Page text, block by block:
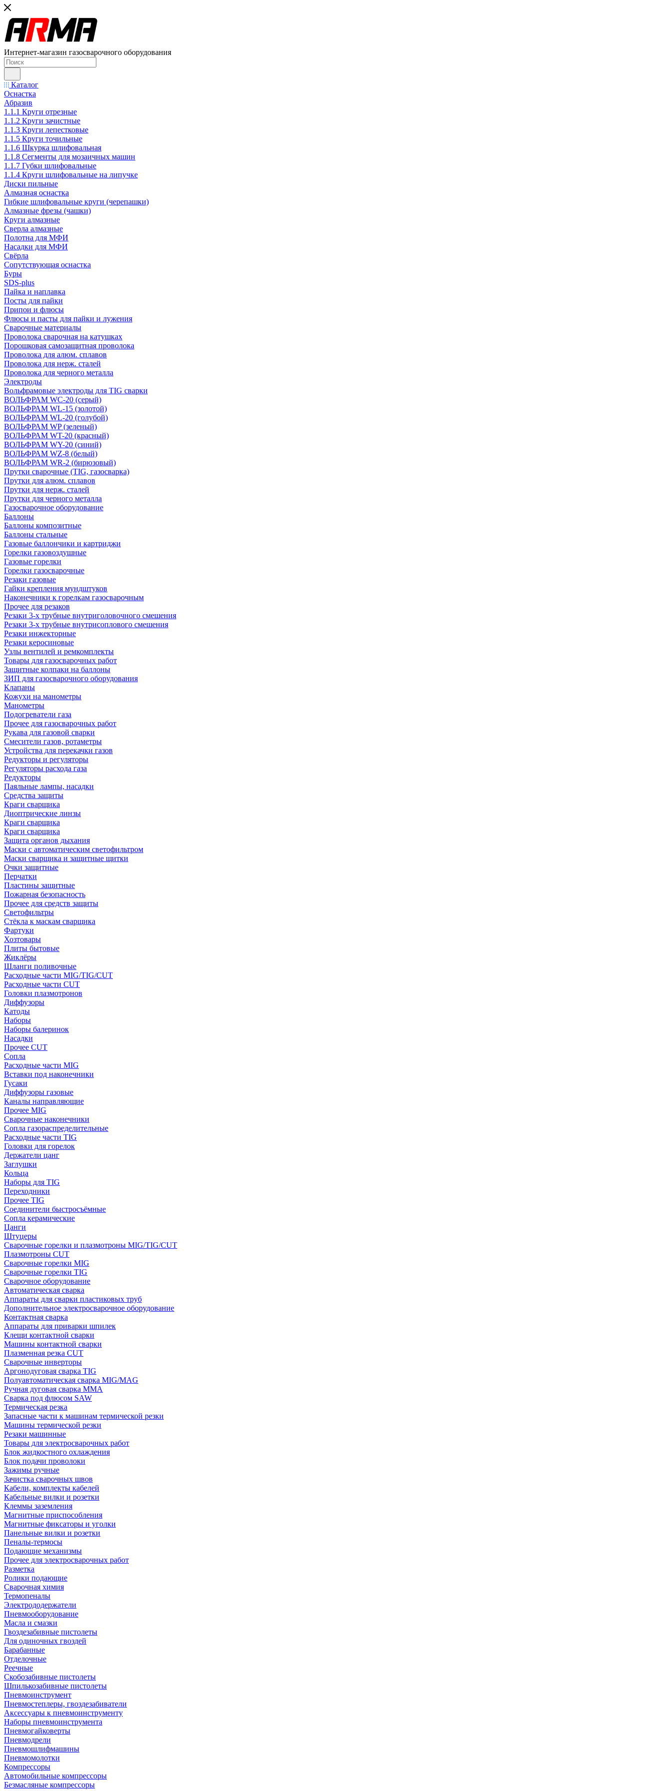
Интернет-магазин газосварочного оборудования
Каталог
Оснастка
Абразив
1.1.1 Круги отрезные
1.1.2 Круги зачистные
1.1.3 Круги лепестковые
1.1.5 Круги точильные
1.1.6 Шкурка шлифовальная
1.1.8 Сегменты для мозаичных машин
1.1.7 Губки шлифовальные
1.1.4 Круги шлифовальные на липучке
Диски пильные
Алмазная оснастка
Гибкие шлифовальные круги (черепашки)
Алмазные фрезы (чашки)
Круги алмазные
Сверла алмазные
Полотна для МФИ
Насадки для МФИ
Свёрла
Сопутствующая оснастка
Буры
SDS-plus
Пайка и наплавка
Посты для пайки
Припои и флюсы
Флюсы и пасты для пайки и лужения
Сварочные материалы
Проволока сварочная на катушках
Порошковая самозащитная проволока
Проволока для алюм. сплавов
Проволока для нерж. сталей
Проволока для черного металла
Электроды
Вольфрамовые электроды для TIG сварки
ВОЛЬФРАМ WC-20 (серый)
ВОЛЬФРАМ WL-15 (золотой)
ВОЛЬФРАМ WL-20 (голубой)
ВОЛЬФРАМ WP (зеленый)
ВОЛЬФРАМ WT-20 (красный)
ВОЛЬФРАМ WY-20 (синий)
ВОЛЬФРАМ WZ-8 (белый)
ВОЛЬФРАМ WR-2 (бирюзовый)
Прутки сварочные (TIG, газосварка)
Прутки для алюм. сплавов
Прутки для нерж. сталей
Прутки для черного металла
Газосварочное оборудование
Баллоны
Баллоны композитные
Баллоны стальные
Газовые баллончики и картриджи
Горелки газовоздушные
Газовые горелки
Горелки газосварочные
Резаки газовые
Гайки крепления мундштуков
Наконечники к горелкам газосварочным
Прочее для резаков
Резаки 3-х трубные внутриголовочного смешения
Резаки 3-х трубные внутрисоплового смешения
Резаки инжекторные
Резаки керосиновые
Узлы вентилей и ремкомплекты
Товары для газосварочных работ
Защитные колпаки на баллоны
ЗИП для газосварочного оборудования
Клапаны
Кожухи на манометры
Манометры
Подогреватели газа
Прочее для газосварочных работ
Рукава для газовой сварки
Смесители газов, ротаметры
Устройства для перекачки газов
Редукторы и регуляторы
Регуляторы расхода газа
Редукторы
Паяльные лампы, насадки
Средства защиты
Краги сварщика
Диоптрические линзы
Краги сварщика
Краги сварщика
Защита органов дыхания
Маски с автоматическим светофильтром
Маски сварщика и защитные щитки
Очки защитные
Перчатки
Пластины защитные
Пожарная безопасность
Прочее для средств защиты
Светофильтры
Стёкла к маскам сварщика
Фартуки
Хозтовары
Плиты бытовые
Жиклёры
Шланги поливочные
Расходные части MIG/TIG/CUT
Расходные части CUT
Головки плазмотронов
Диффузоры
Катоды
Наборы
Наборы балеринок
Насадки
Прочее CUT
Сопла
Расходные части MIG
Вставки под наконечники
Гусаки
Диффузоры газовые
Каналы направляющие
Прочее MIG
Сварочные наконечники
Сопла газораспределительные
Расходные части TIG
Головки для горелок
Держатели цанг
Заглушки
Кольца
Наборы для TIG
Переходники
Прочее TIG
Соединители быстросъёмные
Сопла керамические
Цанги
Штуцеры
Сварочные горелки и плазмотроны MIG/TIG/CUT
Плазмотроны CUT
Сварочные горелки MIG
Сварочные горелки TIG
Сварочное оборудование
Автоматическая сварка
Аппараты для сварки пластиковых труб
Дополнительное электросварочное оборудование
Контактная сварка
Аппараты для приварки шпилек
Клещи контактной сварки
Машины контактной сварки
Плазменная резка CUT
Сварочные инверторы
Аргонодуговая сварка TIG
Полуавтоматическая сварка MIG/MAG
Ручная дуговая сварка MMA
Сварка под флюсом SAW
Термическая резка
Запасные части к машинам термической резки
Машины термической резки
Резаки машинные
Товары для электросварочных работ
Блок жидкостного охлаждения
Блок подачи проволоки
Зажимы ручные
Зачистка сварочных швов
Кабели, комплекты кабелей
Кабельные вилки и розетки
Клеммы заземления
Магнитные приспособления
Магнитные фиксаторы и уголки
Панельные вилки и розетки
Пеналы-термосы
Подающие механизмы
Прочее для электросварочных работ
Разметка
Ролики подающие
Сварочная химия
Термопеналы
Электрододержатели
Пневмооборудование
Масла и смазки
Гвоздезабивные пистолеты
Для одиночных гвоздей
Барабанные
Отделочные
Реечные
Скобозабивные пистолеты
Шпилькозабивные пистолеты
Пневмоинструмент
Пневмостеплеры, гвоздезабиватели
Аксессуары к пневмоинструменту
Наборы пневмоинструмента
Пневмогайковерты
Пневмодрели
Пневмошлифмашины
Пневмомолотки
Компрессоры
Автомобильные компрессоры
Безмасляные компрессоры